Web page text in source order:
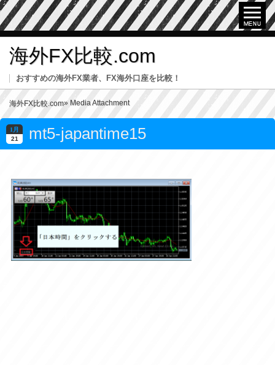
海外FX比較.com
おすすめの海外FX業者、FX海外口座を比較！
海外FX比較.com» Media Attachment
1月
21 mt5-japantime15